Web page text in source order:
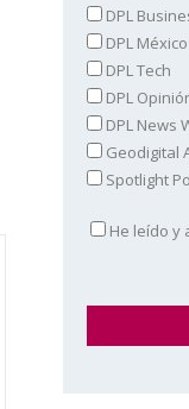
DPL
DPL México
DPL Tech
DPL
DPL News
Geodigital
Spotlight
He leído y